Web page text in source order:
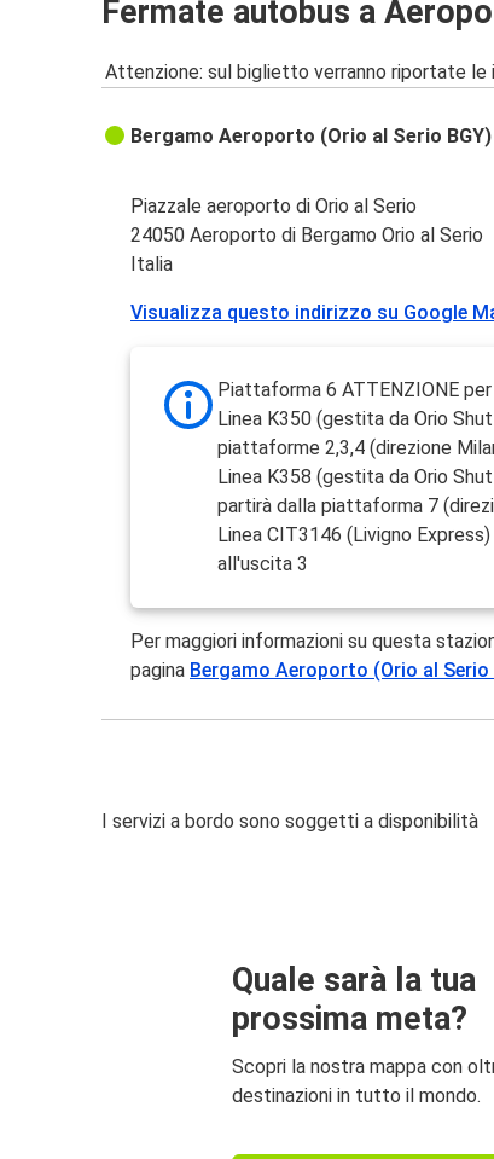
Fermate autobus a
Attenzione: sul biglietto verranno riportate le
Bergamo Aeroporto (Orio al Serio BGY)
Piazzale aeroporto di Orio al Serio
24050 Aeroporto di Bergamo Orio al Serio
Italia
Visualizza questo indirizzo su Google
Piattaforma 6 ATTENZIONE
Linea K350 (gestita da Orio
piattaforme 2,3,4 (direzione
Linea K358 (gestita da Orio
partirà dalla piattaforma 7
Linea CIT3146 (Livigno
all'uscita 3
Per maggiori informazioni su questa
pagina Bergamo Aeroporto (Orio al Serio
I servizi a bordo sono soggetti a disponibilità
Quale sarà la tua
prossima meta?
Scopri la nostra mappa con
destinazioni in tutto il mondo.